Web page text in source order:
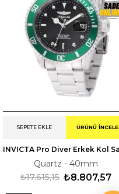
Quartz - 40mm
₺8.807,57
₺17.615,15
SEPETE EKLE ÜRÜNÜ İNCELE